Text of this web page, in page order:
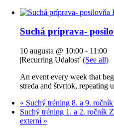
Suchá príprava-
10 augusta @ 10:00 - 11:00
|Recurring Udalosť (See all)
An event every week that
streda and štvrtok, repeating
« Suchý tréning 8. a 9.
Suchý tréning 1. a 2. ročník
externí »